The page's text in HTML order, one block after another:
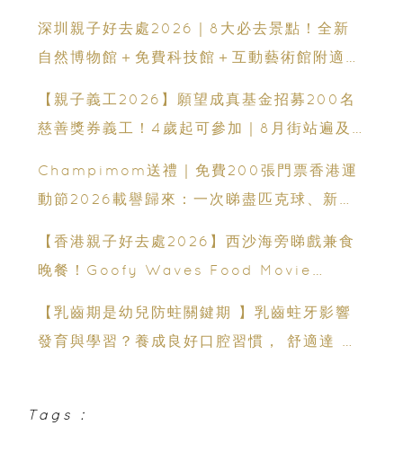
深圳親子好去處2026｜8大必去景點！全新
自然博物館＋免費科技館＋互動藝術館附適合
【親子義工2026】願望成真基金招募200名
慈善獎券義工！4歲起可參加｜8月街站遍及
Champimom送禮｜免費200張門票香港運
動節2026載譽歸來：一次睇盡匹克球、新興
【香港親子好去處2026】西沙海旁睇戲兼食
晚餐！Goofy Waves Food Movie
【乳齒期是幼兒防蛀關鍵期 】乳齒蛀牙影響
發育與學習？養成良好口腔習慣， 舒適達 強
Tags :